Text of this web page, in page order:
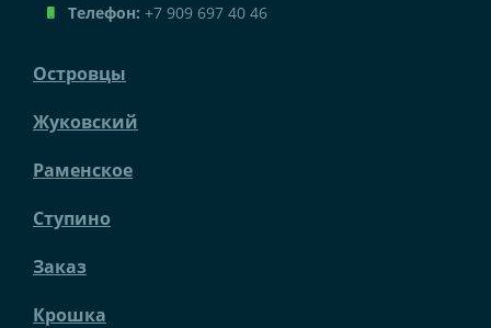
Телефон: +7 909 697 40 46
Островцы
Жуковский
Раменское
Ступино
Заказ
Крошка